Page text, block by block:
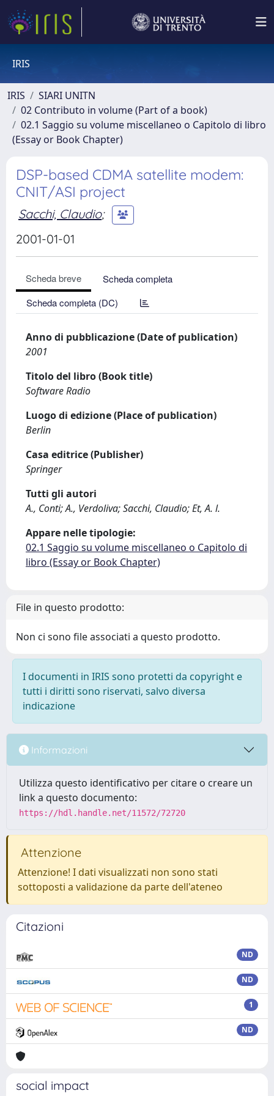
IRIS
IRIS
SIARI UNITN
02 Contributo in volume (Part of a book)
02.1 Saggio su volume miscellaneo o Capitolo di libro
(Essay or Book Chapter)
DSP-based CDMA satellite modem:
CNIT/ASI project
Sacchi, Claudio;
2001-01-01
Scheda breve
Scheda completa
Scheda completa (DC)
Anno di pubblicazione (Date of publication)
2001
Titolo del libro (Book title)
Software Radio
Luogo di edizione (Place of publication)
Berlin
Casa editrice (Publisher)
Springer
Tutti gli autori
A., Conti; A., Verdoliva; Sacchi, Claudio; Et, A. l.
Appare nelle tipologie:
02.1 Saggio su volume miscellaneo o Capitolo di
libro (Essay or Book Chapter)
File in questo prodotto:
Non ci sono file associati a questo prodotto.
I documenti in IRIS sono protetti da copyright e
tutti i diritti sono riservati, salvo diversa
indicazione
Informazioni
Utilizza questo identificativo per citare o creare un
link a questo documento:
https://hdl.handle.net/11572/72720
Attenzione
Attenzione! I dati visualizzati non sono stati
sottoposti a validazione da parte dell'ateneo
Citazioni
ND
ND
1
ND
social impact